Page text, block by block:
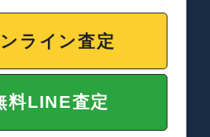
ライン査定
料LINE査定